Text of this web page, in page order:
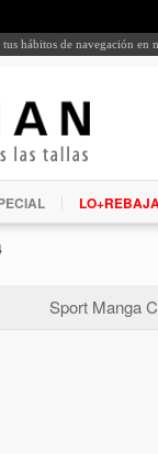
hábitos de navegación
Sport Manga